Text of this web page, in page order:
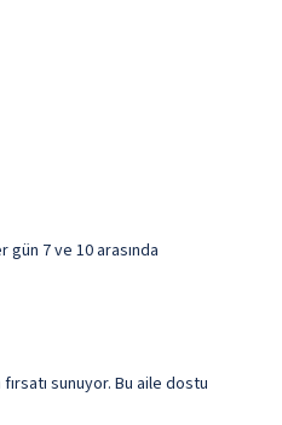
7 ve 10 arasında
sunuyor. Bu aile dostu